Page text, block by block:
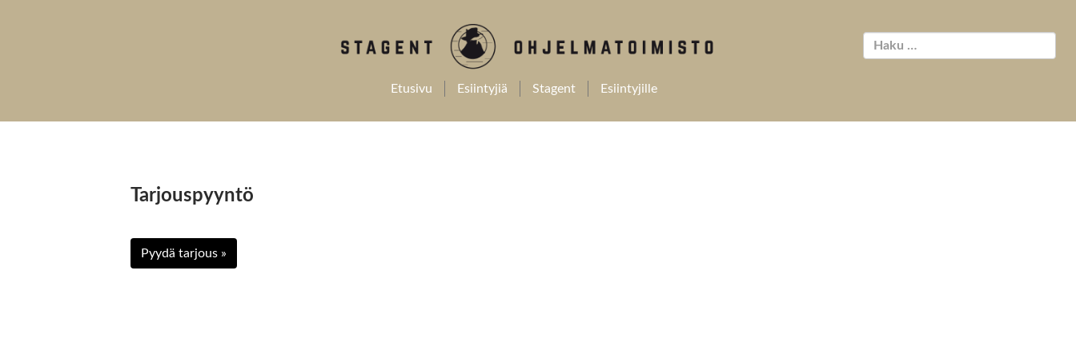
Etusivu Esiintyjiä Stagent Esiintyjille
Tarjouspyyntö
Pyydä tarjous »